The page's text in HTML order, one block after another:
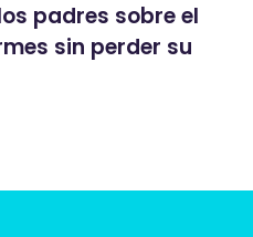
padres sobre el
sin perder su